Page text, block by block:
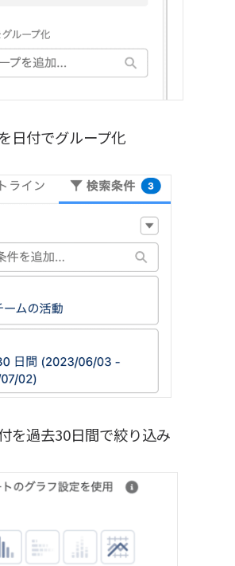
日付でグループ化
を過去30日間で絞り込み